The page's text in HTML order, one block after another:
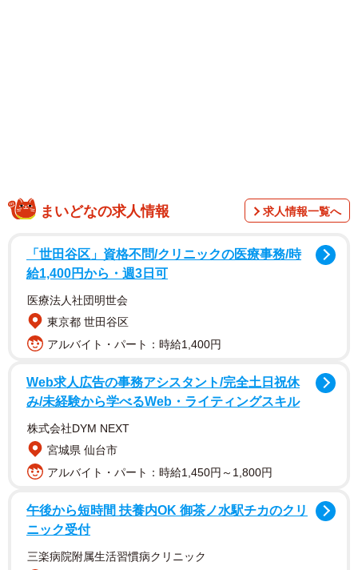
調査は、同社が展開する学校業務支援システム『マチコ
ミ』の利用者（未就学児から大学生までの子どもがいる保
護者）2万1609人を対象として、2024年9月にインターネッ
トで実施されました。
まいどなの求人情報 求人情報一覧へ
「世田谷区」資格不問/クリニックの医療事務/時
給1,400円から・週3日可
医療法人社団明世会
東京都 世田谷区
アルバイト・パート：時給1,400円
Web求人広告の事務アシスタント/完全土日祝休
み/未経験から学べるWeb・ライティングスキル
株式会社DYM NEXT
宮城県 仙台市
アルバイト・パート：時給1,450円～1,800円
午後から短時間 扶養内OK 御茶ノ水駅チカのクリ
ニック受付
三楽病院附属生活習慣病クリニック